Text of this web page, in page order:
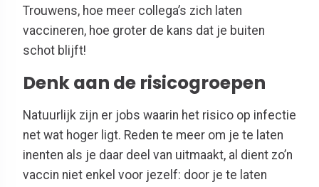
Trouwens, hoe meer collega’s zich laten
vaccineren, hoe groter de kans dat je buiten
schot blijft!
Denk aan de risicogroepen
Natuurlijk zijn er jobs waarin het risico op infectie
net wat hoger ligt. Reden te meer om je te laten
inenten als je daar deel van uitmaakt, al dient zo’n
vaccin niet enkel voor jezelf: door je te laten